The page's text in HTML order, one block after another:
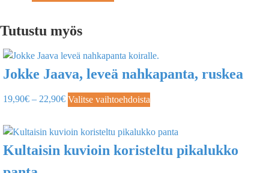
Tutustu myös
Jokke Jaava, leveä nahkapanta, ruskea
19,90€ – 22,90€ Valitse vaihtoehdoista
Kultaisin kuvioin koristeltu pikalukko